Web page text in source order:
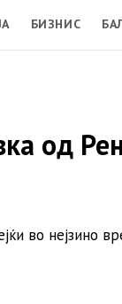
БИЗНИС
од
во нејзино